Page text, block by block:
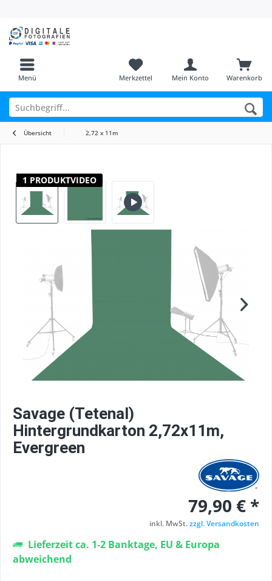
Menü Warenkorb
Merkzettel Mein Konto
Übersicht 2,72 x 11m
1 PRODUKTVIDEO
Savage (Tetenal)
Hintergrundkarton 2,72x11m,
Evergreen
79,90 € *
inkl. MwSt.zzgl. Versandkosten
Lieferzeit ca. 1-2 Banktage, EU & Europa
abweichend